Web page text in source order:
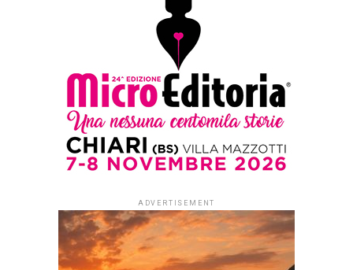
#ioleggoperché apre a tutti i nidi
d’Italia. Dal 1° settembre al via le
iscrizioni per partecipare alla
campagna di donazioni del 7-15
novembre
Published 2 settimane ago on 29 Luglio 2026
By Redazione Leggere:tutti